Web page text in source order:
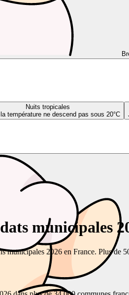
Nuits tropicales
température ne descend pas sous 20°C
municipales
municipales 2026 en France. Plus de